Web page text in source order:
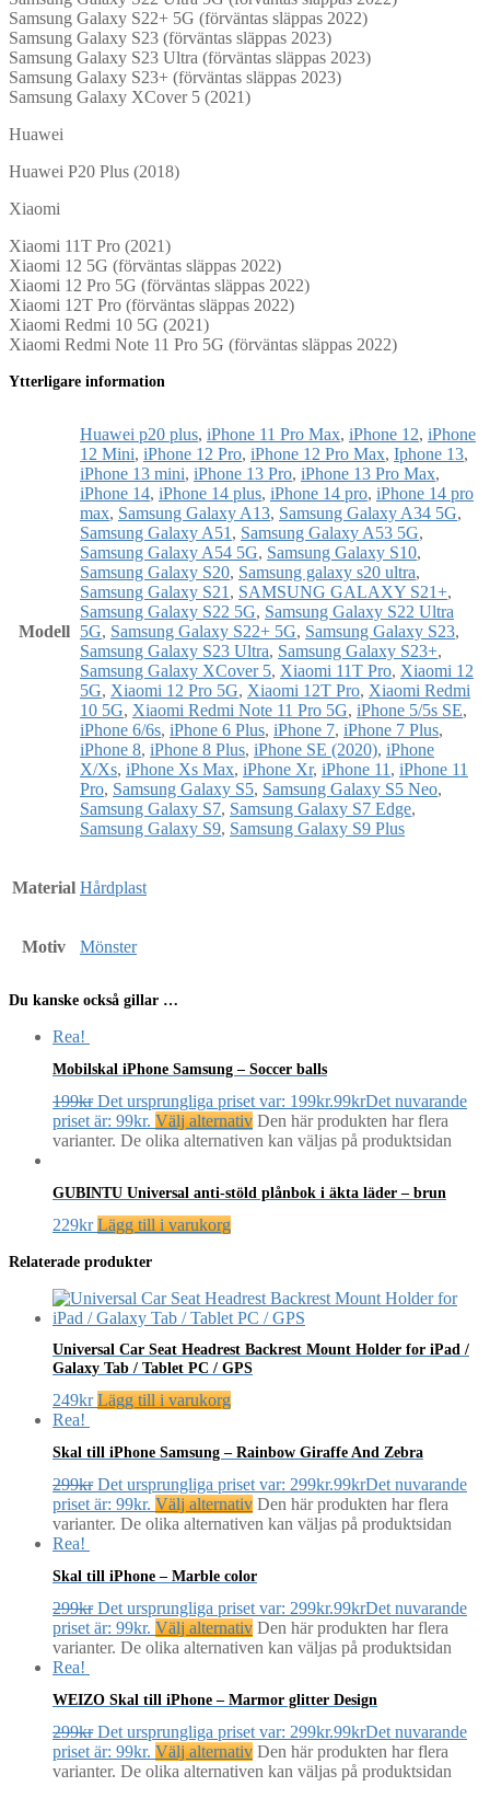
Samsung Galaxy S22+ 5G (förväntas släppas 2022)
Samsung Galaxy S23 (förväntas släppas 2023)
Samsung Galaxy S23 Ultra (förväntas släppas 2023)
Samsung Galaxy S23+ (förväntas släppas 2023)
Samsung Galaxy XCover 5 (2021)
Huawei
Huawei P20 Plus (2018)
Xiaomi
Xiaomi 11T Pro (2021)
Xiaomi 12 5G (förväntas släppas 2022)
Xiaomi 12 Pro 5G (förväntas släppas 2022)
Xiaomi 12T Pro (förväntas släppas 2022)
Xiaomi Redmi 10 5G (2021)
Xiaomi Redmi Note 11 Pro 5G (förväntas släppas 2022)
Ytterligare information
Modell
Huawei p20 plus, iPhone 11 Pro Max, iPhone 12, iPhone
12 Mini, iPhone 12 Pro, iPhone 12 Pro Max, Iphone 13,
iPhone 13 mini, iPhone 13 Pro, iPhone 13 Pro Max,
iPhone 14, iPhone 14 plus, iPhone 14 pro, iPhone 14 pro
max, Samsung Galaxy A13, Samsung Galaxy A34 5G,
Samsung Galaxy A51 , Samsung Galaxy A53 5G,
Samsung Galaxy A54 5G, Samsung Galaxy S10,
Samsung Galaxy S20, Samsung galaxy s20 ultra,
Samsung Galaxy S21 , SAMSUNG GALAXY S21+,
Samsung Galaxy S22 5G, Samsung Galaxy S22 Ultra
5G, Samsung Galaxy S22+ 5G, Samsung Galaxy S23,
Samsung Galaxy S23 Ultra, Samsung Galaxy S23+,
Samsung Galaxy XCover 5, Xiaomi 11T Pro, Xiaomi 12
5G, Xiaomi 12 Pro 5G, Xiaomi 12T Pro, Xiaomi Redmi
10 5G, Xiaomi Redmi Note 11 Pro 5G, iPhone 5/5s SE,
iPhone 6/6s, iPhone 6 Plus, iPhone 7, iPhone 7 Plus,
iPhone 8, iPhone 8 Plus, iPhone SE (2020), iPhone
X/Xs, iPhone Xs Max, iPhone Xr, iPhone 11 , iPhone 11
Pro, Samsung Galaxy S5, Samsung Galaxy S5 Neo,
Samsung Galaxy S7, Samsung Galaxy S7 Edge,
Samsung Galaxy S9, Samsung Galaxy S9 Plus
Material Hårdplast
Motiv Mönster
Du kanske också gillar …
Rea!
Mobilskal iPhone Samsung – Soccer balls
199kr Det ursprungliga priset var: 199kr.99krDet nuvarande
priset är: 99kr. Välj alternativ Den här produkten har flera
varianter. De olika alternativen kan väljas på produktsidan
GUBINTU Universal anti-stöld plånbok i äkta läder – brun
229kr Lägg till i varukorg
Relaterade produkter
Universal Car Seat Headrest Backrest Mount Holder for iPad /
Galaxy Tab / Tablet PC / GPS
249kr Lägg till i varukorg
Rea!
Skal till iPhone Samsung – Rainbow Giraffe And Zebra
299kr Det ursprungliga priset var: 299kr.99krDet nuvarande
priset är: 99kr. Välj alternativ Den här produkten har flera
varianter. De olika alternativen kan väljas på produktsidan
Rea!
Skal till iPhone – Marble color
299kr Det ursprungliga priset var: 299kr.99krDet nuvarande
priset är: 99kr. Välj alternativ Den här produkten har flera
varianter. De olika alternativen kan väljas på produktsidan
Rea!
WEIZO Skal till iPhone – Marmor glitter Design
299kr Det ursprungliga priset var: 299kr.99krDet nuvarande
priset är: 99kr. Välj alternativ Den här produkten har flera
varianter. De olika alternativen kan väljas på produktsidan